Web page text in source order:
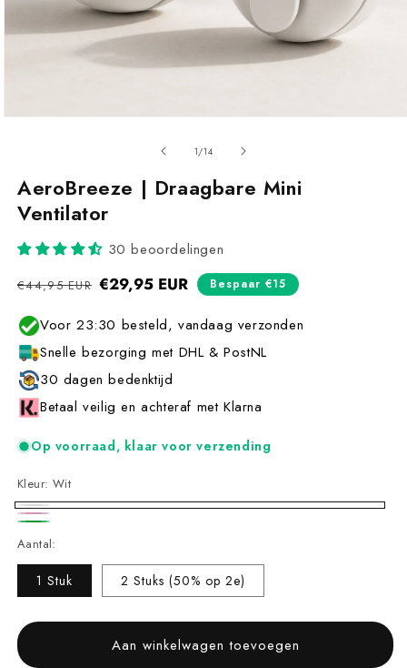
1/van
14
AeroBreeze | Draagbare Mini
Ventilator
30 beoordelingen
Normale
€44,95 EUR Aanbiedingsprijs
€29,95 EUR Bespaar €15
Voor 23:30 besteld, vandaag verzonden
Snelle bezorging met DHL & PostNL
30 dagen bedenktijd
Betaal veilig en achteraf met Klarna
Op voorraad, klaar voor verzending
Kleur: Wit
Wit
Roze
Aantal:
1 Stuk 2 Stuks (50% op 2e)
Aan winkelwagen toevoegen